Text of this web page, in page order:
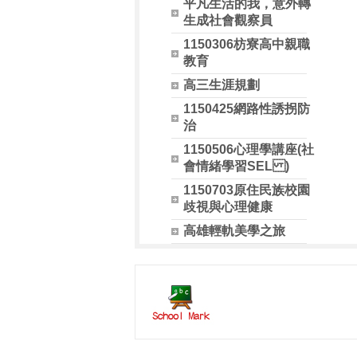
平凡生活的我，意外轉
生成社會觀察員
1150306枋寮高中親職
教育
高三生涯規劃
1150425網路性誘拐防
治
1150506心理學講座(社
會情緒學習SEL )
1150703原住民族校園
歧視與心理健康
高雄輕軌美學之旅